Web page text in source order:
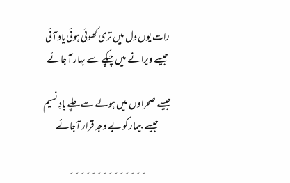
رات یوں دل میں تری کھوئی ہوئی یاد آئی
جیسے ویرانے میں چپکے سے بہار آ جائے
جیسے صحراوں میں ہولے سےچلے بادِ نسیم
جیسے بیمار کو بے وجہ قرار آجائے
۔۔۔۔۔۔۔۔۔۔۔۔۔۔